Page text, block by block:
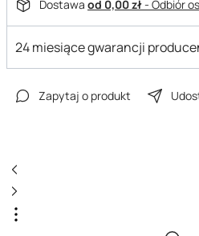
Dostawa od 0,00 zł- Odbiór
24 miesiące gwarancji
Zapytaj o produkt